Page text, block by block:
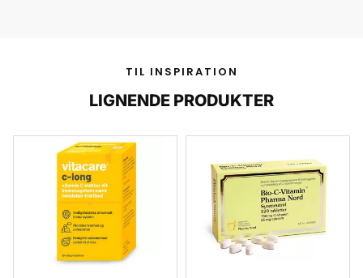
TIL INSPIRATION
LIGNENDE PRODUKTER